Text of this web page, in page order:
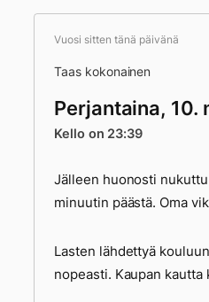
Vuosi sitten tänä päivänä
Taas kokonainen
Perjantaina, 10.
Kello on 23:39
Jälleen huonosti
minuutin päästä. Oma
Lasten lähdettyä
nopeasti. Kaupan kautta